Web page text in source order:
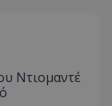
Ντιομαντέ